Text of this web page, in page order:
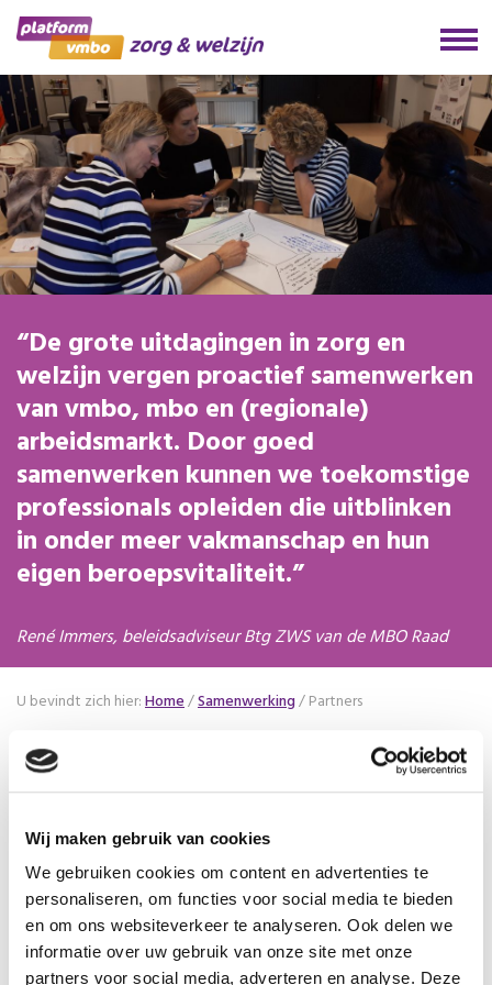
Wij maken gebruik van cookies
We gebruiken cookies om content en advertenties te
personaliseren, om functies voor social media te bieden
en om ons websiteverkeer te analyseren. Ook delen we
informatie over uw gebruik van onze site met onze
partners voor social media, adverteren en analyse. Deze
De grote uitdagingen in zorg en
welzijn vergen proactief samenwerken
van vmbo, mbo en (regionale)
arbeidsmarkt. Door goed
samenwerken kunnen we toekomstige
professionals opleiden die uitblinken
in onder meer vakmanschap en hun
eigen beroepsvitaliteit.
René Immers, beleidsadviseur Btg ZWS van de MBO Raad
U bevindt zich hier:Home/Samenwerking/Partners
Partners
Voor iedereen die de samenwerking met partners
(verder) wil vormgeven, heeft het Platform VMBO
Zorg & Welzijn in samenwerking met Zorgpact
eenSamenwerkingstoolkitontwikkeld speciaal voor
het vmbo Zorg en Welzijn. Binnen Z&W zijn allerlei